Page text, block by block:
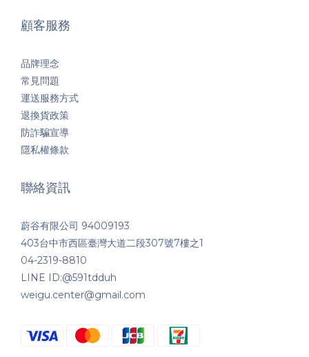
顧客服務
品牌理念
常見問題
運送服務方式
退換貨政策
防詐騙宣導
隱私權條款
聯絡資訊
蔚谷有限公司 94009193
403台中市西區臺灣大道二段307號7樓之1
04-2319-8810
LINE ID:@591tdduh
weigu.center@gmail.com